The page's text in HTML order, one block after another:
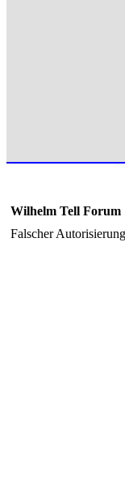
Wilhelm Tell Forum
Falscher